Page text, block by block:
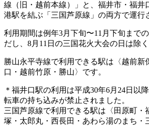
線（旧・越前本線）」と、福井市・福井
港駅を結ぶ「三国芦原線」の両方で運行
利用期間は例年3月下旬〜11月下旬まで
だし、8月11日の三国花火大会の日は除く
勝山永平寺線で利用できる駅は〈越前新
口・越前竹原・勝山〉です。
＊福井口駅の利用は平成30年6月24日以
転車の持ち込みが禁止されました。
三国芦原線で利用できる駅は〈田原町・
塚・太郎丸・西長田・あわら湯のまち・